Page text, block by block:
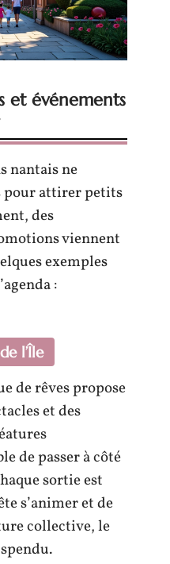
et événements
nantais ne
pour attirer petits
des
viennent
exemples
:
l’Île
de rêves propose
et des
de passer à côté
sortie est
s’animer et de
collective, le